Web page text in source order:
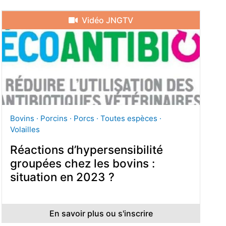
Vidéo JNGTV
Bovins · Porcins · Porcs · Toutes espèces ·
Volailles
Réactions d’hypersensibilité
groupées chez les bovins :
situation en 2023 ?
En savoir plus ou s'inscrire